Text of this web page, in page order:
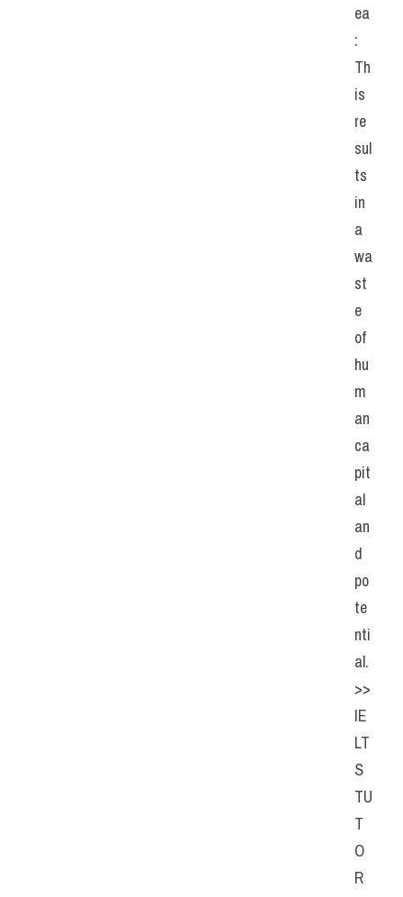
ea
:
Th
is
re
sul
ts
in
a
wa
st
e
of
hu
m
an
ca
pit
al
an
d
po
te
nti
al.
>>
IE
LT
S
TU
T
O
R